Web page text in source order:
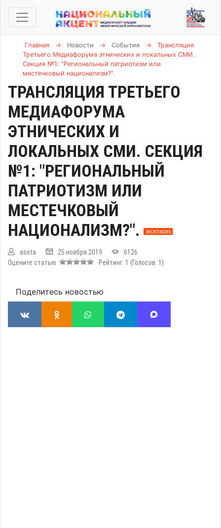
Главная → Новости → События →
Трансляция
Третьего Медиафорума этнических и локальных СМИ.
Секция №1: "Региональный патриотизм или
местечковый национализм?".
ТРАНСЛЯЦИЯ ТРЕТЬЕГО
МЕДИАФОРУМА
ЭТНИЧЕСКИХ И
ЛОКАЛЬНЫХ СМИ. СЕКЦИЯ
№1: "РЕГИОНАЛЬНЫЙ
ПАТРИОТИЗМ ИЛИ
МЕСТЕЧКОВЫЙ
НАЦИОНАЛИЗМ?".
ЭКСКЛЮЗИВ
aseta 25 ноября 2019
6126
Оцените статью
Рейтинг: 1 (Голосов: 1 )
Поделитесь новостью